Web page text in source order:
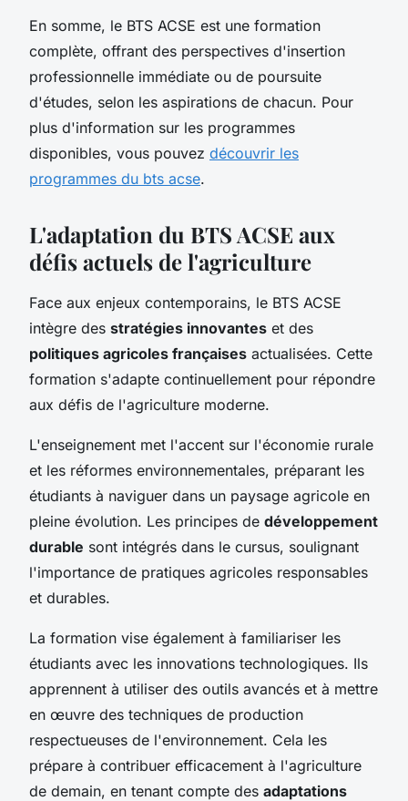
En somme, le BTS ACSE est une formation
complète, offrant des perspectives d'insertion
professionnelle immédiate ou de poursuite
d'études, selon les aspirations de chacun. Pour
plus d'information sur les programmes
disponibles, vous pouvez découvrir les
programmes du bts acse.
L'adaptation du BTS ACSE aux
défis actuels de l'agriculture
Face aux enjeux contemporains, le BTS ACSE
intègre des stratégies innovantes et des
politiques agricoles françaises actualisées. Cette
formation s'adapte continuellement pour répondre
aux défis de l'agriculture moderne.
L'enseignement met l'accent sur l'économie rurale
et les réformes environnementales, préparant les
étudiants à naviguer dans un paysage agricole en
pleine évolution. Les principes de développement
durable sont intégrés dans le cursus, soulignant
l'importance de pratiques agricoles responsables
et durables.
La formation vise également à familiariser les
étudiants avec les innovations technologiques. Ils
apprennent à utiliser des outils avancés et à mettre
en œuvre des techniques de production
respectueuses de l'environnement. Cela les
prépare à contribuer efficacement à l'agriculture
de demain, en tenant compte des adaptations